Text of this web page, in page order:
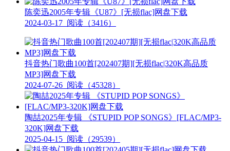
陈奕迅2005年专辑《U87》[无损flac]网盘下载
2024-03-17 阅读（3416）
抖音热门歌曲100首[202407期][无损flac|320K高品质
MP3]网盘下载
2024-07-26 阅读（45328）
陶喆2025年专辑 《STUPID POP SONGS》[FLAC/MP3-
320K]网盘下载
2025-04-15 阅读（29539）